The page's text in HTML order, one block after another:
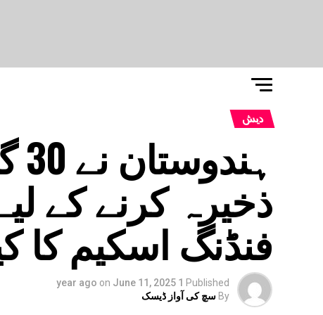
دیش
فنڈنگ اسکیم کا
Published
1 year ago
on June 11, 2025
By سچ کی آواز ڈیسک